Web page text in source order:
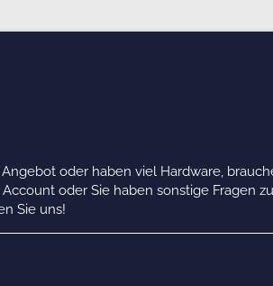
oder haben viel Hardware,
oder Sie haben sonstige Fragen zu
Sie uns!